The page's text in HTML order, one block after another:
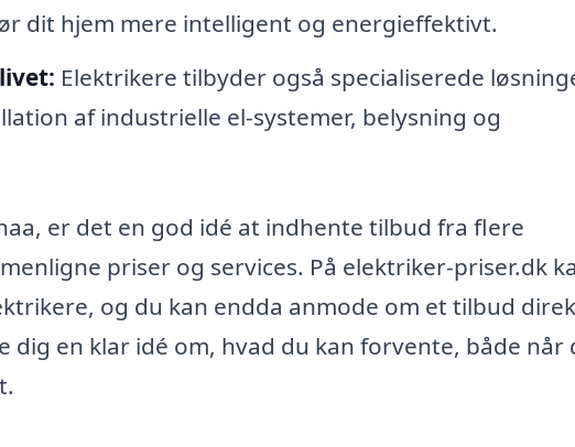
dit hjem mere intelligent og energieffektivt.
Elektrikere tilbyder også specialiserede
af industrielle el-systemer, belysning og
er det en god idé at indhente tilbud fra flere
priser og services. På elektriker-priser.dk
og du kan endda anmode om et tilbud
dig en klar idé om, hvad du kan forvente, både når